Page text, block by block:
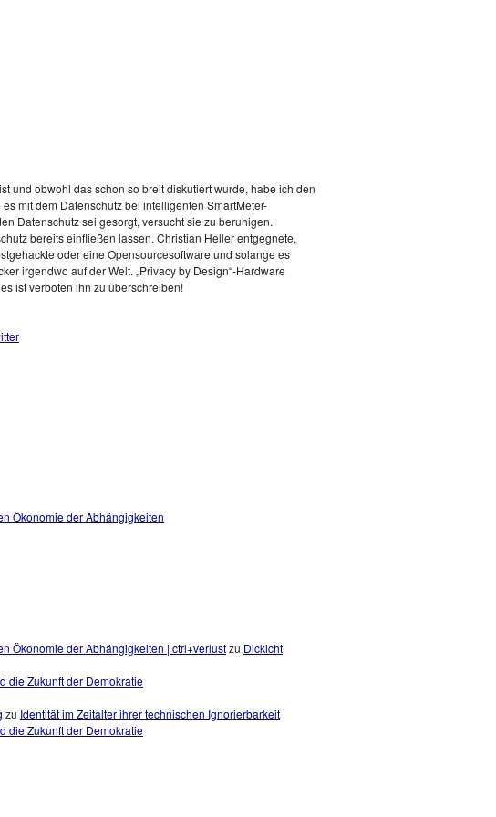
und obwohl das schon so breit diskutiert wurde, habe ich den
mit dem Datenschutz bei intelligenten SmartMeter-
Datenschutz sei gesorgt, versucht sie zu beruhigen.
bereits einfließen lassen. Christian Heller entgegnete,
oder eine Opensourcesoftware und solange es
irgendwo auf der Welt. „Privacy by Design“-Hardware
ist verboten ihn zu überschreiben!
Ökonomie der Abhängigkeiten
Ökonomie der Abhängigkeiten | ctrl+verlustzu Dickicht
die Zukunft der Demokratie
zu Identität im Zeitalter ihrer technischen Ignorierbarkeit
die Zukunft der Demokratie